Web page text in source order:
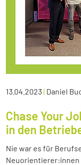
13.04.2023| Daniel
Chase Your
in den
Nie war es für
Neuorientierer:innen